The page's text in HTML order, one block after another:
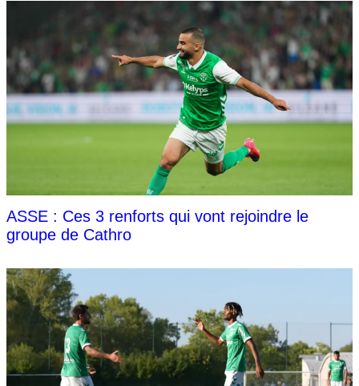
ASSE : Ces 3 renforts qui vont rejoindre le
groupe de Cathro